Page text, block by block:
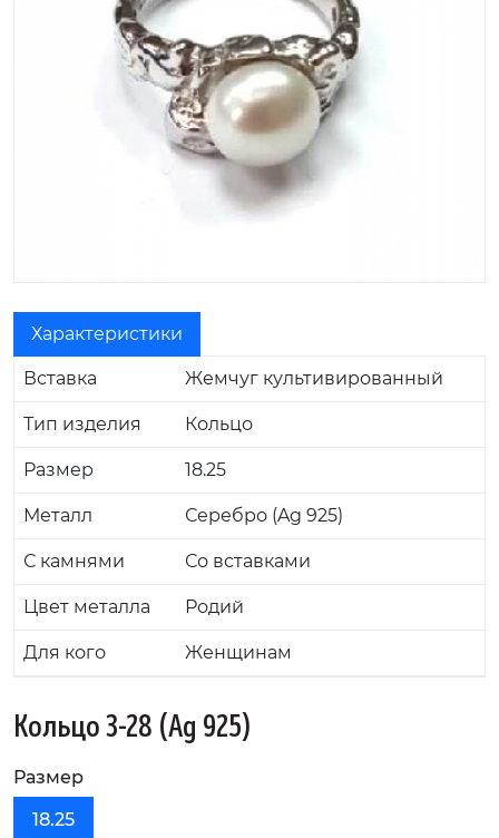
Характеристики
Вставка Жемчуг культивированный
Тип изделия Кольцо
Размер 18.25
Металл Серебро (Ag 925)
С камнями Со вставками
Цвет металла Родий
Для кого Женщинам
Кольцо 3-28 (Ag 925)
Размер
18.25